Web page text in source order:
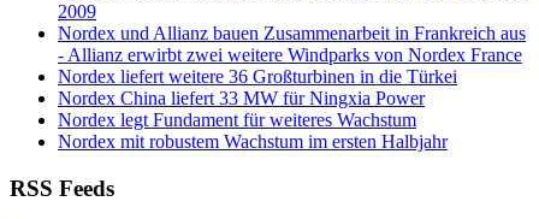
2009
Nordex und Allianz bauen Zusammenarbeit in Frankreich aus
- Allianz erwirbt zwei weitere Windparks von Nordex France
Nordex liefert weitere 36 Großturbinen in die Türkei
Nordex China liefert 33 MW für Ningxia Power
Nordex legt Fundament für weiteres Wachstum
Nordex mit robustem Wachstum im ersten Halbjahr
RSS Feeds